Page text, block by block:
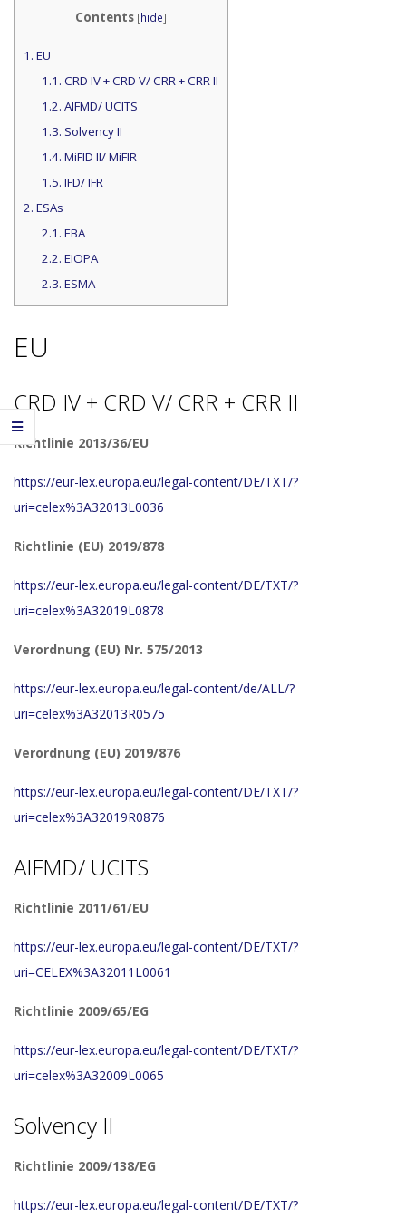
Contents [hide]
1. EU
1.1. CRD IV + CRD V/ CRR + CRR II
1.2. AIFMD/ UCITS
1.3. Solvency II
1.4. MiFID II/ MiFIR
1.5. IFD/ IFR
2. ESAs
2.1. EBA
2.2. EIOPA
2.3. ESMA
EU
CRD IV + CRD V/ CRR + CRR II
Richtlinie 2013/36/EU
https://eur-lex.europa.eu/legal-content/DE/TXT/?
uri=celex%3A32013L0036
Richtlinie (EU) 2019/878
https://eur-lex.europa.eu/legal-content/DE/TXT/?
uri=celex%3A32019L0878
Verordnung (EU) Nr. 575/2013
https://eur-lex.europa.eu/legal-content/de/ALL/?
uri=celex%3A32013R0575
Verordnung (EU) 2019/876
https://eur-lex.europa.eu/legal-content/DE/TXT/?
uri=celex%3A32019R0876
AIFMD/ UCITS
Richtlinie 2011/61/EU
https://eur-lex.europa.eu/legal-content/DE/TXT/?
uri=CELEX%3A32011L0061
Richtlinie 2009/65/EG
https://eur-lex.europa.eu/legal-content/DE/TXT/?
uri=celex%3A32009L0065
Solvency II
Richtlinie 2009/138/EG
https://eur-lex.europa.eu/legal-content/DE/TXT/?